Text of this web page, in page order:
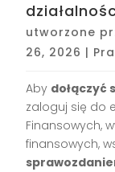
utworzone
26, 2026 |
Aby dołączyć
zaloguj się do
Finansowych,
finansowych,